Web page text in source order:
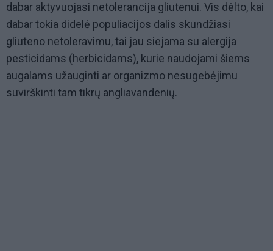
dabar aktyvuojasi netolerancija gliutenui. Vis dėlto, kai
dabar tokia didelė populiacijos dalis skundžiasi
gliuteno netoleravimu, tai jau siejama su alergija
pesticidams (herbicidams), kurie naudojami šiems
augalams užauginti ar organizmo nesugebėjimu
suvirškinti tam tikrų angliavandenių.